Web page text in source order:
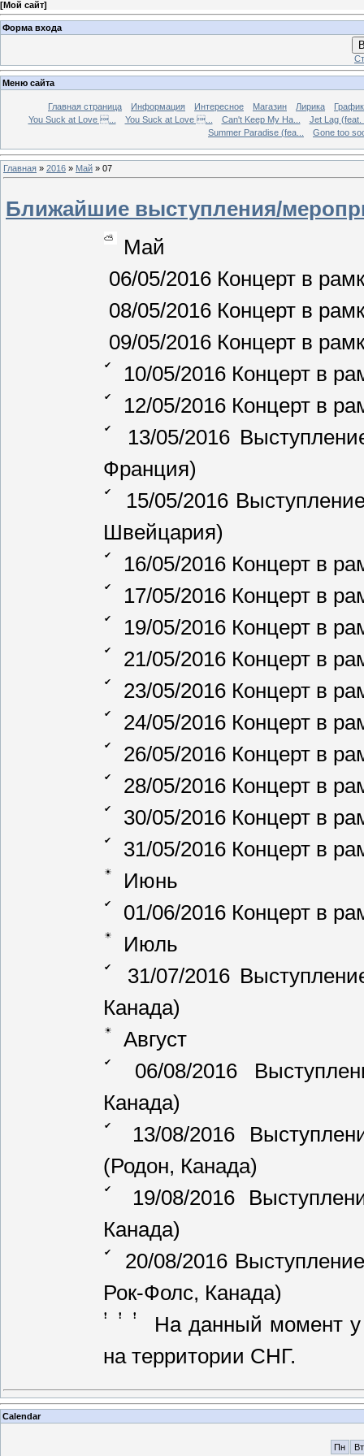
[Мой сайт]
Форма входа
Меню сайта
Главная страница Информация Интересное Магазин Лирика
You Suck at Love ...
You Suck at Love ... Can't Keep My Ha...
Jet Lag (feat.
Summer Paradise (fea...
Gone too
Главная » 2016 » Май » 07
Ближайшие выступления/
Май
06/05/2016 Концерт в
08/05/2016 Концерт в
09/05/2016 Концерт в
10/05/2016 Концерт в
12/05/2016 Концерт в
13/05/2016
Франция)
15/05/2016
Швейцария)
16/05/2016 Концерт в
17/05/2016 Концерт в
19/05/2016 Концерт в
21/05/2016 Концерт в
23/05/2016 Концерт в
24/05/2016 Концерт в
26/05/2016 Концерт в
28/05/2016 Концерт в
30/05/2016 Концерт в
31/05/2016 Концерт в
Июнь
01/06/2016 Концерт в
Июль
31/07/2016
Канада)
Август
06/08/2016
Канада)
13/08/2016
(Родон, Канада)
19/08/2016
Канада)
20/08/2016
Рок-Фолс, Канада)
На данный момент у
на территории СНГ.
Calendar
Пн Вт